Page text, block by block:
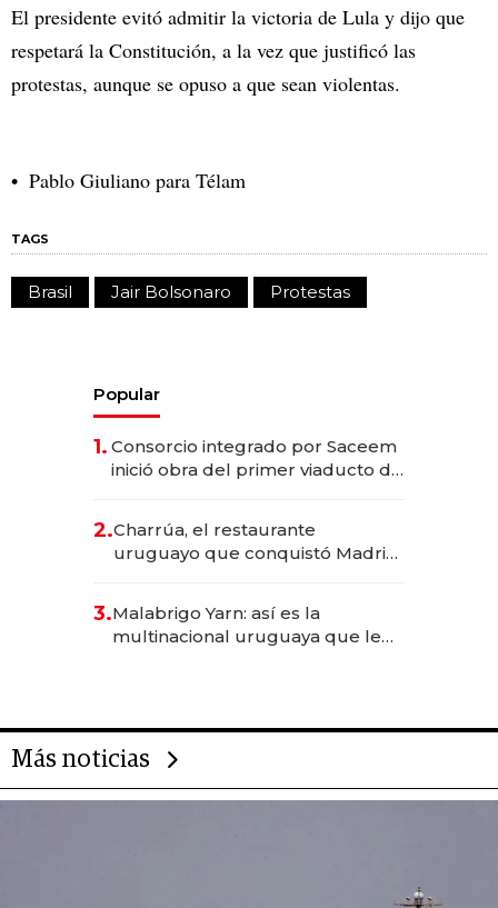
El presidente evitó admitir la victoria de Lula y dijo que
respetará la Constitución, a la vez que justificó las
protestas, aunque se opuso a que sean violentas.
Pablo Giuliano para Télam
TAGS
Brasil Jair Bolsonaro Protestas
Popular
1. Consorcio integrado por Saceem
inició obra del primer viaducto de
millones
2.Charrúa, el restaurante
uruguayo que conquistó Madrid:
anticipación y prepara apertura
3.Malabrigo Yarn: así es la
multinacional uruguaya que le
Más noticias